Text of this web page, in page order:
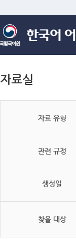
자료실
자료 유형
관련 규정
생성일
찾을 대상